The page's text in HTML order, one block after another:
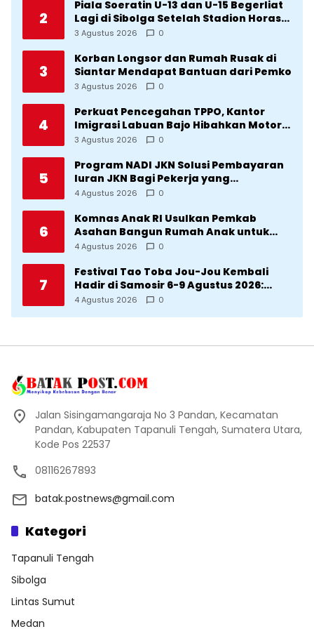
2
Piala Soeratin U-13 dan U-15 Begerliat
Lagi di Sibolga Setelah Stadion Horas
Direvitalisasi Wali Kota
3 Agustus 2026 0
3
Korban Longsor dan Rumah Rusak di
Siantar Mendapat Bantuan dari Pemko
3 Agustus 2026 0
4
Perkuat Pencegahan TPPO, Kantor
Imigrasi Labuan Bajo Hibahkan Motor
Operasional ke Lima Desa di
3 Agustus 2026 0
5
Program NADI JKN Solusi Pembayaran
Iuran JKN Bagi Pekerja yang
Penghasilannya Tidak Tetap
4 Agustus 2026 0
6
Komnas Anak RI Usulkan Pemkab
Asahan Bangun Rumah Anak untuk
Korban Kekerasan
4 Agustus 2026 0
7
Festival Tao Toba Jou-Jou Kembali
Hadir di Samosir 6-9 Agustus 2026:
Datang Saksikan Kemeriahan dan Raih
4 Agustus 2026 0
Jalan Sisingamangaraja No 3 Pandan, Kecamatan
Pandan, Kabupaten Tapanuli Tengah, Sumatera Utara,
Kode Pos 22537
08116267893
batak.postnews@gmail.com
Kategori
Tapanuli Tengah
Sibolga
Lintas Sumut
Medan